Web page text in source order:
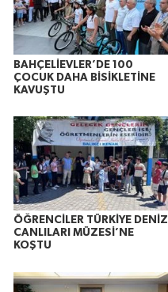
BAHÇELİEVLER’DE 100
ÇOCUK DAHA BİSİKLETİNE
KAVUŞTU
ÖĞRENCİLER TÜRKİYE DENİZ
CANLILARI MÜZESİ’NE
KOŞTU